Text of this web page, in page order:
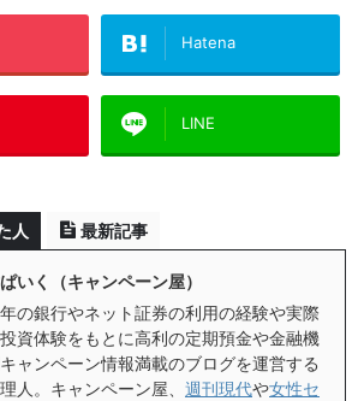
Hatena
LINE
人 最新記事
いく（キャンペーン屋）
の銀行やネット証券の利用の経験や実際
資体験をもとに高利の定期預金や金融機
ャンペーン情報満載のブログを運営する
人。キャンペーン屋、 週刊現代や女性セ